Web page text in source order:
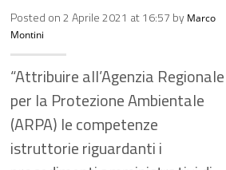
Posted on 2 Aprile 2021 at 16:57 by Marco
Montini
“Attribuire all’Agenzia Regionale
per la Protezione Ambientale
(ARPA) le competenze
istruttorie riguardanti i